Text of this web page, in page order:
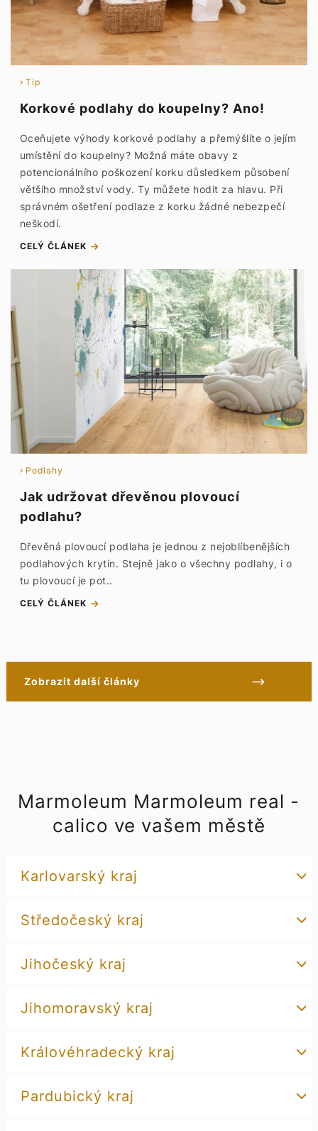
Tip
Korkové podlahy do koupelny? Ano!
Oceňujete výhody korkové podlahy a přemýšlíte o jejím
umístění do koupelny? Možná máte obavy z
potencionálního poškození korku důsledkem působení
většího množství vody. Ty můžete hodit za hlavu. Při
správném ošetření podlaze z korku žádné nebezpečí
neškodí.
CELÝ ČLÁNEK
Podlahy
Jak udržovat dřevěnou plovoucí
podlahu?
Dřevěná plovoucí podlaha je jednou z nejoblíbenějších
podlahových krytin. Stejně jako o všechny podlahy, i o
tu plovoucí je pot..
CELÝ ČLÁNEK
Zobrazit další články
Marmoleum Marmoleum real -
calico ve vašem městě
Karlovarský kraj
Středočeský kraj
Jihočeský kraj
Jihomoravský kraj
Královéhradecký kraj
Pardubický kraj